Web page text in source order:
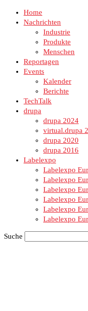
Home
Nachrichten
Industrie
Produkte
Menschen
Reportagen
Events
Kalender
Berichte
TechTalk
drupa
drupa 2024
virtual.drupa
drupa 2020
drupa 2016
Labelexpo
Labelexpo
Labelexpo
Labelexpo
Labelexpo
Labelexpo
Labelexpo
Suche